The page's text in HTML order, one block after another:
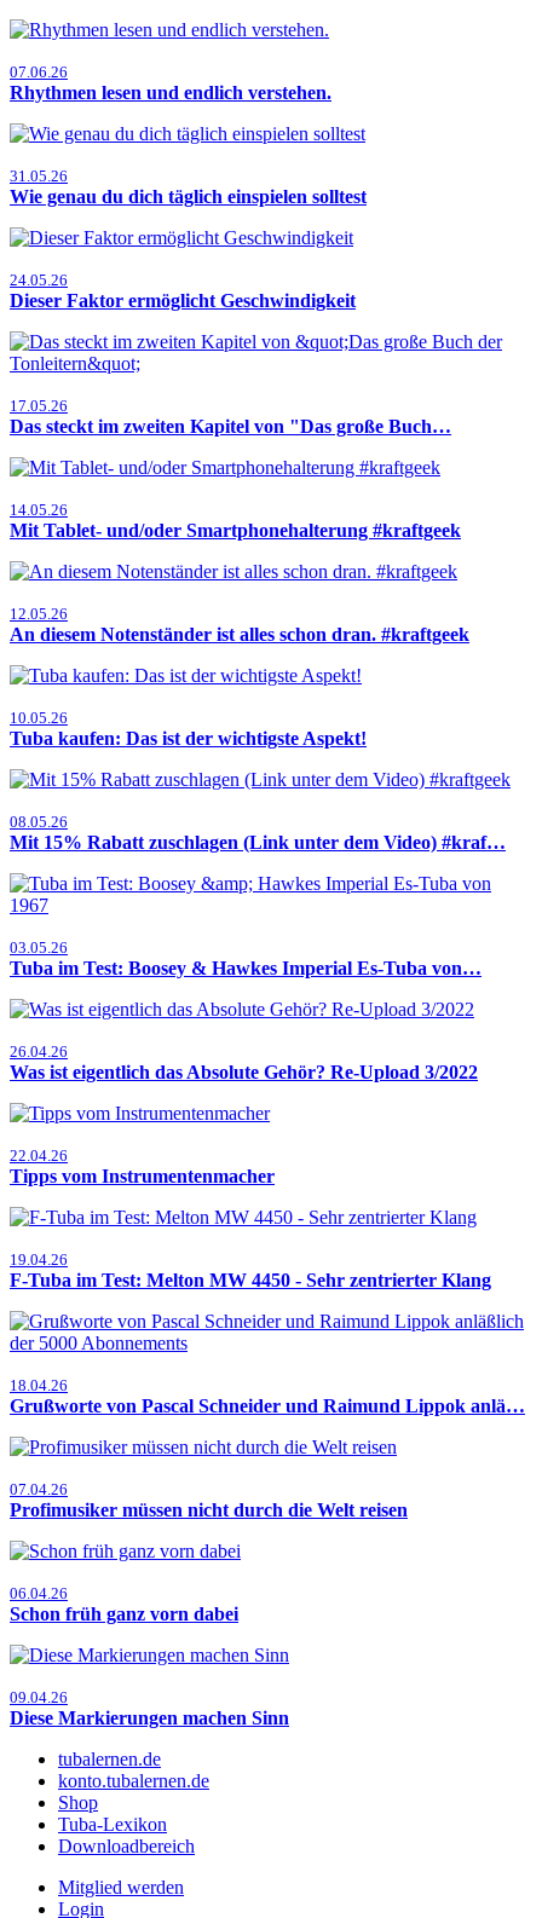
07.06.26
Rhythmen lesen und endlich verstehen.
31.05.26
Wie genau du dich täglich einspielen solltest
24.05.26
Dieser Faktor ermöglicht Geschwindigkeit
17.05.26
Das steckt im zweiten Kapitel von "Das große Buch…
14.05.26
Mit Tablet- und/oder Smartphonehalterung #kraftgeek
12.05.26
An diesem Notenständer ist alles schon dran. #kraftgeek
10.05.26
Tuba kaufen: Das ist der wichtigste Aspekt!
08.05.26
Mit 15% Rabatt zuschlagen (Link unter dem Video) #kraf…
03.05.26
Tuba im Test: Boosey & Hawkes Imperial Es-Tuba von…
26.04.26
Was ist eigentlich das Absolute Gehör? Re-Upload 3/2022
22.04.26
Tipps vom Instrumentenmacher
19.04.26
F-Tuba im Test: Melton MW 4450 - Sehr zentrierter Klang
18.04.26
Grußworte von Pascal Schneider und Raimund Lippok anlä…
07.04.26
Profimusiker müssen nicht durch die Welt reisen
06.04.26
Schon früh ganz vorn dabei
09.04.26
Diese Markierungen machen Sinn
tubalernen.de
konto.tubalernen.de
Shop
Tuba-Lexikon
Downloadbereich
Mitglied werden
Login